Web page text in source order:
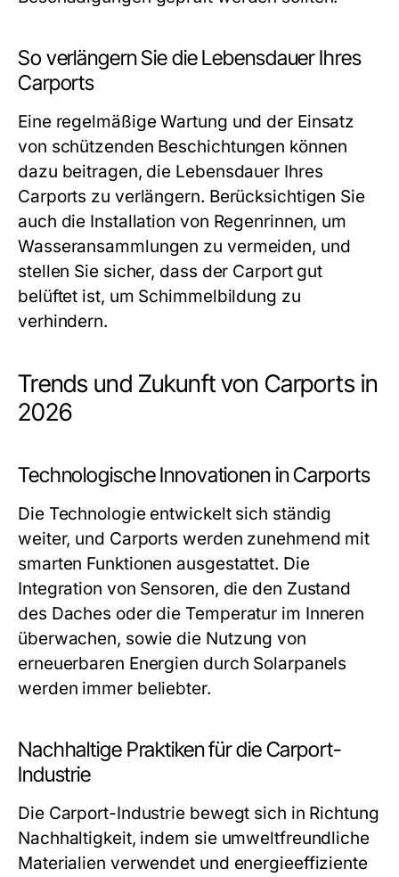
So verlängern Sie die Lebensdauer Ihres
Carports
Eine regelmäßige Wartung und der Einsatz
von schützenden Beschichtungen können
dazu beitragen, die Lebensdauer Ihres
Carports zu verlängern. Berücksichtigen Sie
auch die Installation von Regenrinnen, um
Wasseransammlungen zu vermeiden, und
stellen Sie sicher, dass der Carport gut
belüftet ist, um Schimmelbildung zu
verhindern.
Trends und Zukunft von Carports in
2026
Technologische Innovationen in Carports
Die Technologie entwickelt sich ständig
weiter, und Carports werden zunehmend mit
smarten Funktionen ausgestattet. Die
Integration von Sensoren, die den Zustand
des Daches oder die Temperatur im Inneren
überwachen, sowie die Nutzung von
erneuerbaren Energien durch Solarpanels
werden immer beliebter.
Nachhaltige Praktiken für die Carport-
Industrie
Die Carport-Industrie bewegt sich in Richtung
Nachhaltigkeit, indem sie umweltfreundliche
Materialien verwendet und energieeffiziente